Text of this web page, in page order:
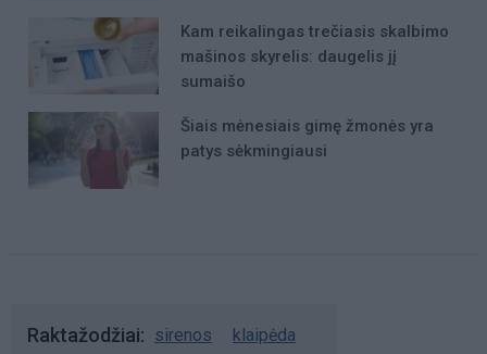
Kam reikalingas trečiasis skalbimo
mašinos skyrelis: daugelis jį
sumaišo
Šiais mėnesiais gimę žmonės yra
patys sėkmingiausi
Raktažodžiai sirenos klaipėda